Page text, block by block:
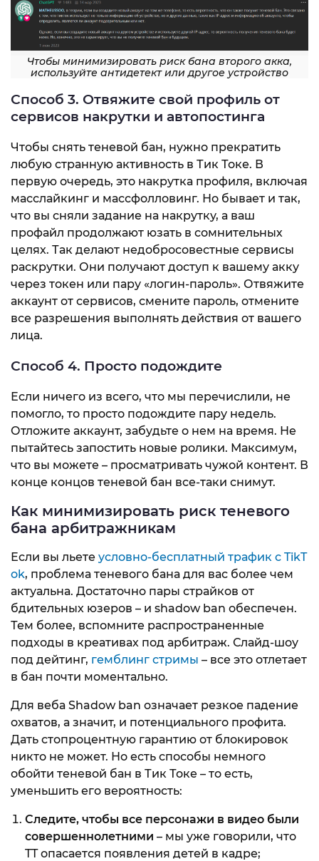
Чтобы минимизировать риск бана второго акка,
используйте антидетект или другое устройство
Способ 3. Отвяжите свой профиль от
сервисов накрутки и автопостинга
Чтобы снять теневой бан, нужно прекратить
любую странную активность в Тик Токе. В
первую очередь, это накрутка профиля, включая
масслайкинг и массфолловинг. Но бывает и так,
что вы сняли задание на накрутку, а ваш
профайл продолжают юзать в сомнительных
целях. Так делают недобросовестные сервисы
раскрутки. Они получают доступ к вашему акку
через токен или пару «логин-пароль». Отвяжите
аккаунт от сервисов, смените пароль, отмените
все разрешения выполнять действия от вашего
лица.
Способ 4. Просто подождите
Если ничего из всего, что мы перечислили, не
помогло, то просто подождите пару недель.
Отложите аккаунт, забудьте о нем на время. Не
пытайтесь запостить новые ролики. Максимум,
что вы можете – просматривать чужой контент. В
конце концов теневой бан все-таки снимут.
Как минимизировать риск теневого
бана арбитражникам
Если вы льете условно-бесплатный трафик с TikT
ok, проблема теневого бана для вас более чем
актуальна. Достаточно пары страйков от
бдительных юзеров – и shadow ban обеспечен.
Тем более, вспомните распространенные
подходы в креативах под арбитраж. Слайд-шоу
под дейтинг, гемблинг стримы – все это отлетает
в бан почти моментально.
Для веба Shadow ban означает резкое падение
охватов, а значит, и потенциального профита.
Дать стопроцентную гарантию от блокировок
никто не может. Но есть способы немного
обойти теневой бан в Тик Токе – то есть,
уменьшить его вероятность:
Следите, чтобы все персонажи в видео были
совершеннолетними – мы уже говорили, что
TT опасается появления детей в кадре;